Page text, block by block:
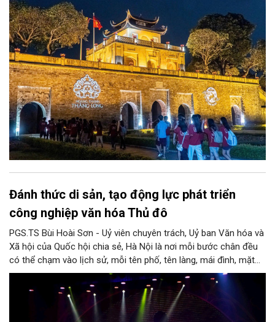
xã hội và du lịch”; đồng thời, nâng lên một tầm cao mới: “phát
triển kinh tế di sản”.
Đánh thức di sản, tạo động lực phát triển
công nghiệp văn hóa Thủ đô
PGS.TS Bùi Hoài Sơn - Uỷ viên chuyên trách, Uỷ ban Văn hóa và
Xã hội của Quốc hội chia sẻ, Hà Nội là nơi mỗi bước chân đều
có thể chạm vào lịch sử, mỗi tên phố, tên làng, mái đình, mặt
hồ, nếp nhà, câu hát, món ăn, làn điệu, nghề thủ công đều có
thể kể một câu chuyện về chiều sâu văn hiến của dân tộc.
Nhưng trong kỷ nguyên mới, câu hỏi đặt ra không chỉ Hà Nội có
bao nhiêu di sản, bao nhiêu văn nghệ sĩ, trí thức, không gian ký